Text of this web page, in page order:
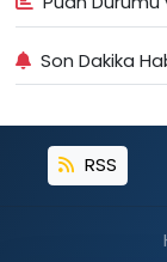
Son Dakika
RSS